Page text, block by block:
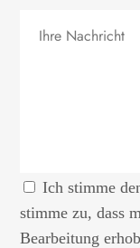
Ich stimme
stimme zu, dass
Bearbeitung